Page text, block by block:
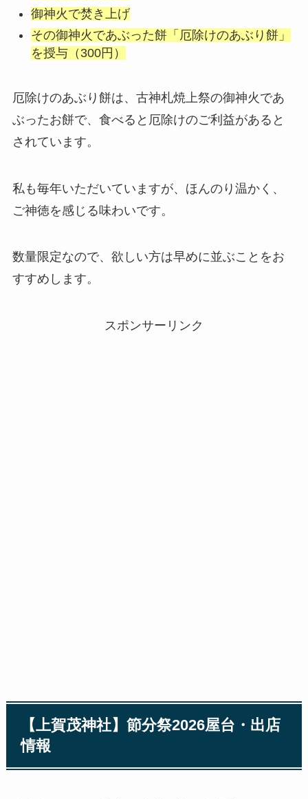
御神火で焚き上げ
その御神火であぶった餅「厄除けのあぶり餅」
を授与（300円）
厄除けのあぶり餅は、古神札焼上祭の御神火であ
ぶったお餅で、食べると厄除けのご利益があると
されています。
私も毎年いただいていますが、ほんのり温かく、
ご神徳を感じる味わいです。
数量限定なので、欲しい方は早めに並ぶことをお
すすめします。
スポンサーリンク
【上賀茂神社】節分祭2026屋台・出店
情報